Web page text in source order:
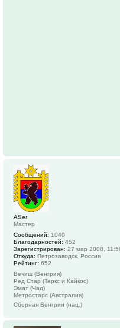
ASer
Мастер
Сообщений: 1040
Благодарностей: 452
Зарегистрирован: 27 мар 2008,
Откуда: Петрозаводск, Россия
Рейтинг: 652
Вечиш (Венгрия)
Ред Стар (Теркс и Кайкос)
Эмат (Чад)
Метростарс (Австралия)
Сборная Венгрии (нац.)